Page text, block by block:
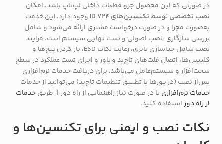
در صورتی که این محصول جزو قطعات داخلی لپ‌تاپ باشد، امکان
نصب تخصصی توسط تکنسین‌های ID 724
وجود دارد. این خدمت
به‌صورت مجزا و در صورت درخواست مشتری ارائه می‌شود و شامل
بررسی سازگاری، نصب اصولی و تست نهایی سیستم است. فرایند
نصب شامل جداسازی باتری، رعایت نکات ESD، باز کردن پیچ‌ها و
کلیپس‌ها، اتصال فلت‌های تاچ‌پد و پاور و اجرای تست عملکرد در سطح
سخت‌افزار و سیستم‌عامل می‌باشد. برای دریافت خدمات نرم‌افزاری
پس‌از نصب (درایورها یا تطبیق تنظیمات تاچ‌پد) می‌توانید از خدمات
خدمات نرم‌افزاری یا در صورت نیاز راهنمایی از راه دور از طریقخدمات
از راه دوراستفاده کنید.
نکات نصب و ایمنی برای تکنسین‌ها و